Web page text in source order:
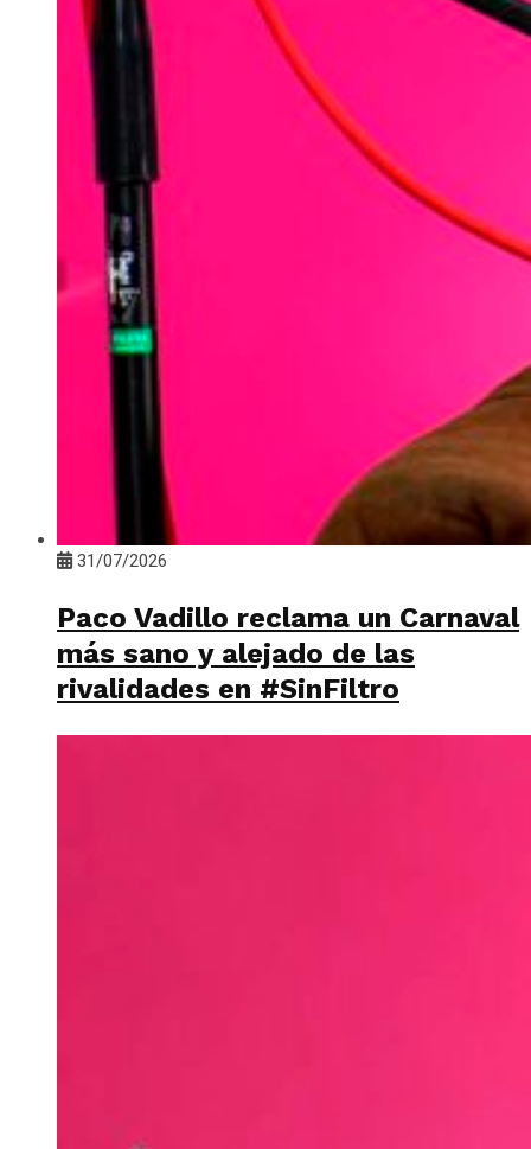
31/07/2026
Paco Vadillo reclama un Carnaval
más sano y alejado de las
rivalidades en #SinFiltro